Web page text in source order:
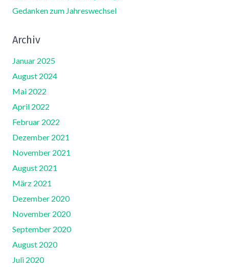
Gedanken zum Jahreswechsel
Archiv
Januar 2025
August 2024
Mai 2022
April 2022
Februar 2022
Dezember 2021
November 2021
August 2021
März 2021
Dezember 2020
November 2020
September 2020
August 2020
Juli 2020